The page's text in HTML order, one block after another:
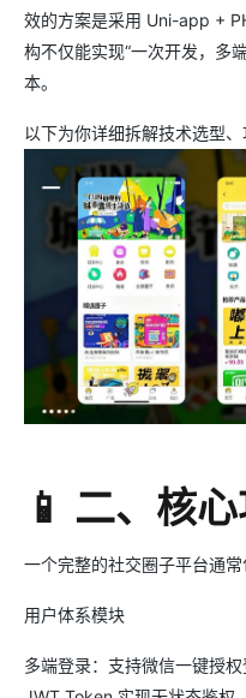
效的方案是采用 Uni-app +
构不仅能实现“一次开发，多
本。
以下为你详细拆解技术选型
📱 二、核
一个完整的社交圈子平台通常
用户体系模块
多端登录：支持微信一键授